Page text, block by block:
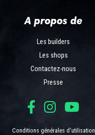
A propos de
Les builders
Les shops
Contactez-nous
Presse
Conditions générales d'utilisation